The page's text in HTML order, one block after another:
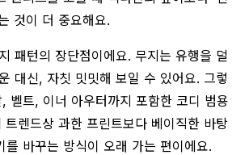
것이 더 중요해요.
패턴의 장단점이에요. 무지는 유행을 덜
대신, 자칫 밋밋해 보일 수 있어요. 그렇
벨트, 이너 아우터까지 포함한 코디 범용
렌드상 과한 프린트보다 베이직한 바탕
를 바꾸는 방식이 오래 가는 편이에요.